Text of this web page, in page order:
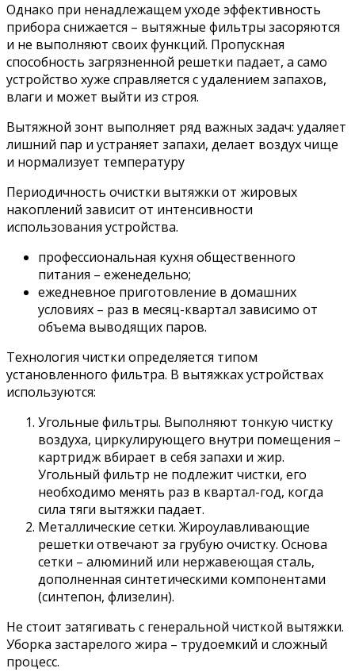
Однако при ненадлежащем уходе эффективность
прибора снижается – вытяжные фильтры засоряются
и не выполняют своих функций. Пропускная
способность загрязненной решетки падает, а само
устройство хуже справляется с удалением запахов,
влаги и может выйти из строя.
Вытяжной зонт выполняет ряд важных задач: удаляет
лишний пар и устраняет запахи, делает воздух чище
и нормализует температуру
Периодичность очистки вытяжки от жировых
накоплений зависит от интенсивности
использования устройства.
профессиональная кухня общественного
питания – еженедельно;
ежедневное приготовление в домашних
условиях – раз в месяц-квартал зависимо от
объема выводящих паров.
Технология чистки определяется типом
установленного фильтра. В вытяжках устройствах
используются:
Угольные фильтры. Выполняют тонкую чистку
воздуха, циркулирующего внутри помещения –
картридж вбирает в себя запахи и жир.
Угольный фильтр не подлежит чистки, его
необходимо менять раз в квартал-год, когда
сила тяги вытяжки падает.
Металлические сетки. Жироулавливающие
решетки отвечают за грубую очистку. Основа
сетки – алюминий или нержавеющая сталь,
дополненная синтетическими компонентами
(синтепон, флизелин).
Не стоит затягивать с генеральной чисткой вытяжки.
Уборка застарелого жира – трудоемкий и сложный
процесс.